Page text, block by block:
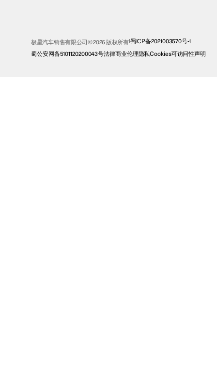
极星汽车销售有限公司© 2026 版权所有 蜀ICP备2021003570号-1
蜀公安网备5101120200043号法律商业伦理隐私Cookies可访问性声明